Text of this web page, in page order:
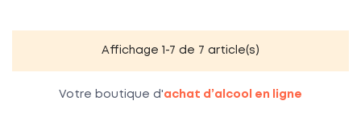
Affichage 1-7 de 7 article(s)
Votre boutique d'achat d’alcool en ligne